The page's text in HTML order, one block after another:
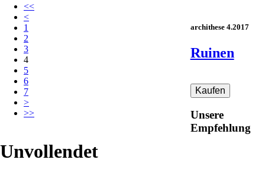
<<
<
1
2
3
4
5
6
7
>
>>
Unvollendet
archithese 4.2017
Ruinen
Unsere
Empfehlung